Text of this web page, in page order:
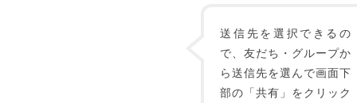
送信先を選択できるの
で、友だち・グループか
ら送信先を選んで画面下
部の「共有」をクリック